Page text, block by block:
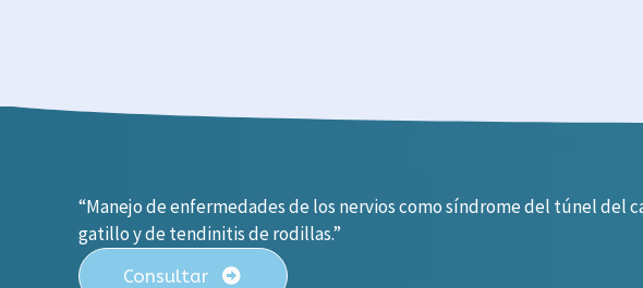
“Manejo de enfermedades de los nervios como síndrome del túnel del
gatillo y de tendinitis de rodillas.”
Consultar